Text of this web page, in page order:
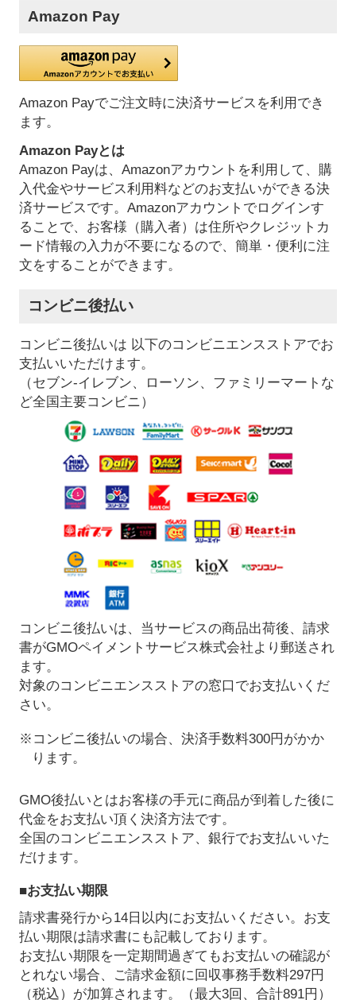
Amazon Pay
Amazon Payでご注文時に決済サービスを利用でき
ます。
Amazon Payとは
Amazon Payは、Amazonアカウントを利用して、購
入代金やサービス利用料などのお支払いができる決
済サービスです。Amazonアカウントでログインす
ることで、お客様（購入者）は住所やクレジットカ
ード情報の入力が不要になるので、簡単・便利に注
文をすることができます。
コンビニ後払い
コンビニ後払いは 以下のコンビニエンスストアでお
支払いいただけます。
（セブン-イレブン、ローソン、ファミリーマートな
ど全国主要コンビニ）
コンビニ後払いは、当サービスの商品出荷後、請求
書がGMOペイメントサービス株式会社より郵送され
ます。
対象のコンビニエンスストアの窓口でお支払いくだ
さい。
※コンビニ後払いの場合、決済手数料300円がかか
ります。
GMO後払いとはお客様の手元に商品が到着した後に
代金をお支払い頂く決済方法です。
全国のコンビニエンスストア、銀行でお支払いいた
だけます。
■お支払い期限
請求書発行から14日以内にお支払いください。お支
払い期限は請求書にも記載しております。
お支払い期限を一定期間過ぎてもお支払いの確認が
とれない場合、ご請求金額に回収事務手数料297円
（税込）が加算されます。（最大3回、合計891円）